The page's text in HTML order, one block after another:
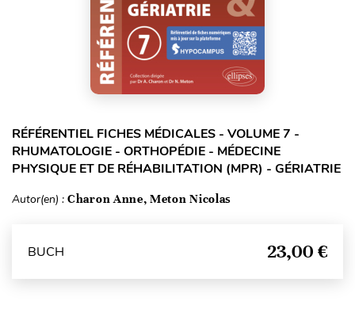
RÉFÉRENTIEL FICHES MÉDICALES - VOLUME 7 -
RHUMATOLOGIE - ORTHOPÉDIE - MÉDECINE
PHYSIQUE ET DE RÉHABILITATION (MPR) - GÉRIATRIE
Autor(en) : Charon Anne, Meton Nicolas
BUCH 23,00 €